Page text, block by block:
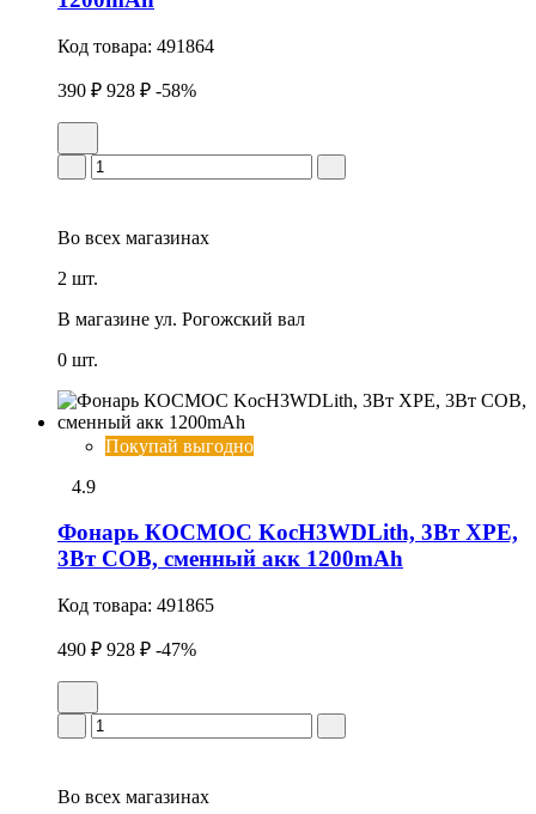
Код товара: 491864
390 ₽ 928 ₽ -58%
Во всех магазинах
2 шт.
В магазине ул. Рогожский вал
0 шт.
Покупай выгодно
4.9
Фонарь КОСМОС KocH3WDLith, 3Вт ХРЕ,
3Вт СОВ, сменный акк 1200mAh
Код товара: 491865
490 ₽ 928 ₽ -47%
Во всех магазинах